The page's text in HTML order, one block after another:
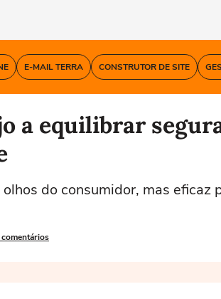
E-MAIL TERRA CONSTRUTOR DE SITE
a equilibrar
do consumidor, mas eficaz